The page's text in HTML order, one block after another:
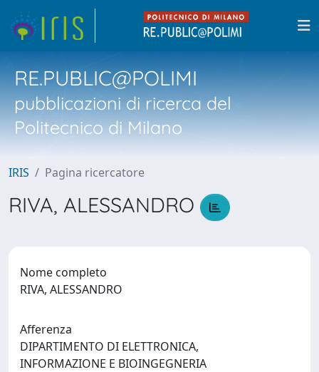
RE.PUBLIC@POLIMI
pubblicazioni di ricerca del
Politecnico di Milano
IRIS Pagina ricercatore
RIVA, ALESSANDRO
Nome completo
RIVA, ALESSANDRO
Afferenza
DIPARTIMENTO DI ELETTRONICA,
INFORMAZIONE E BIOINGEGNERIA